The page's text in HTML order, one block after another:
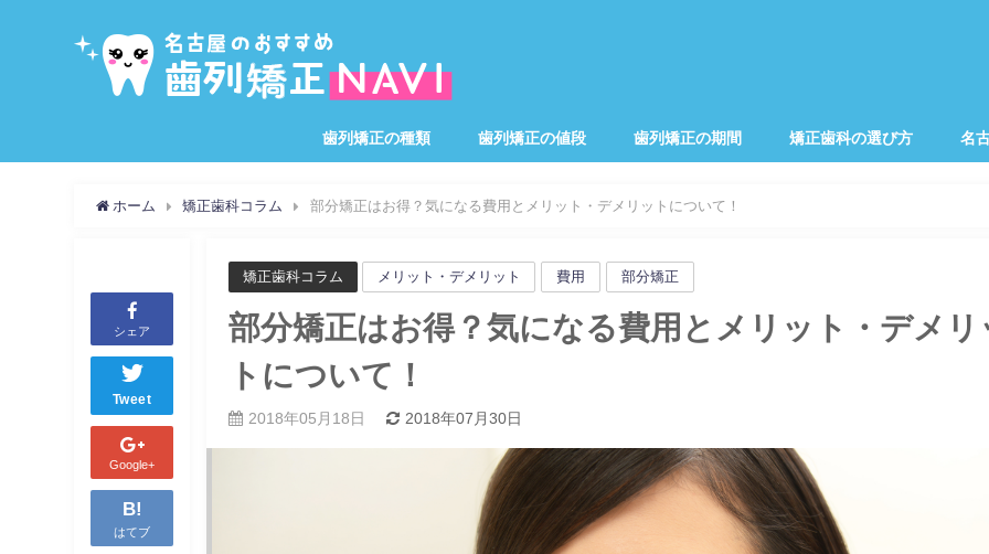
歯列矯正の種類 歯列矯正の値段 歯列矯正の期間 矯正歯科の選び方 名
ホーム 矯正歯科コラム 部分矯正はお得？気になる費用とメリット・デメリットについて！
シェア
Tweet
Google+
B!
はてブ
矯正歯科コラム メリット・デメリット 費用 部分矯正
部分矯正はお得？気になる費用とメリット・デメリ
トについて！
2018年05月18日 2018年07月30日